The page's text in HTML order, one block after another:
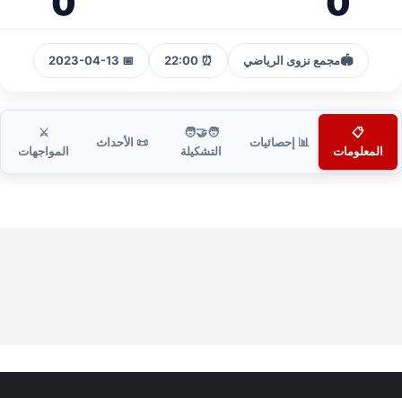
🏟️مجمع نزوى الرياضي ⏰ 22:00
📅 2023-04-13
📋
المعلومات
📊 إحصائيات
🧑‍🤝‍🧑
التشكيلة
📜 الأحداث
⚔️
المواجهات